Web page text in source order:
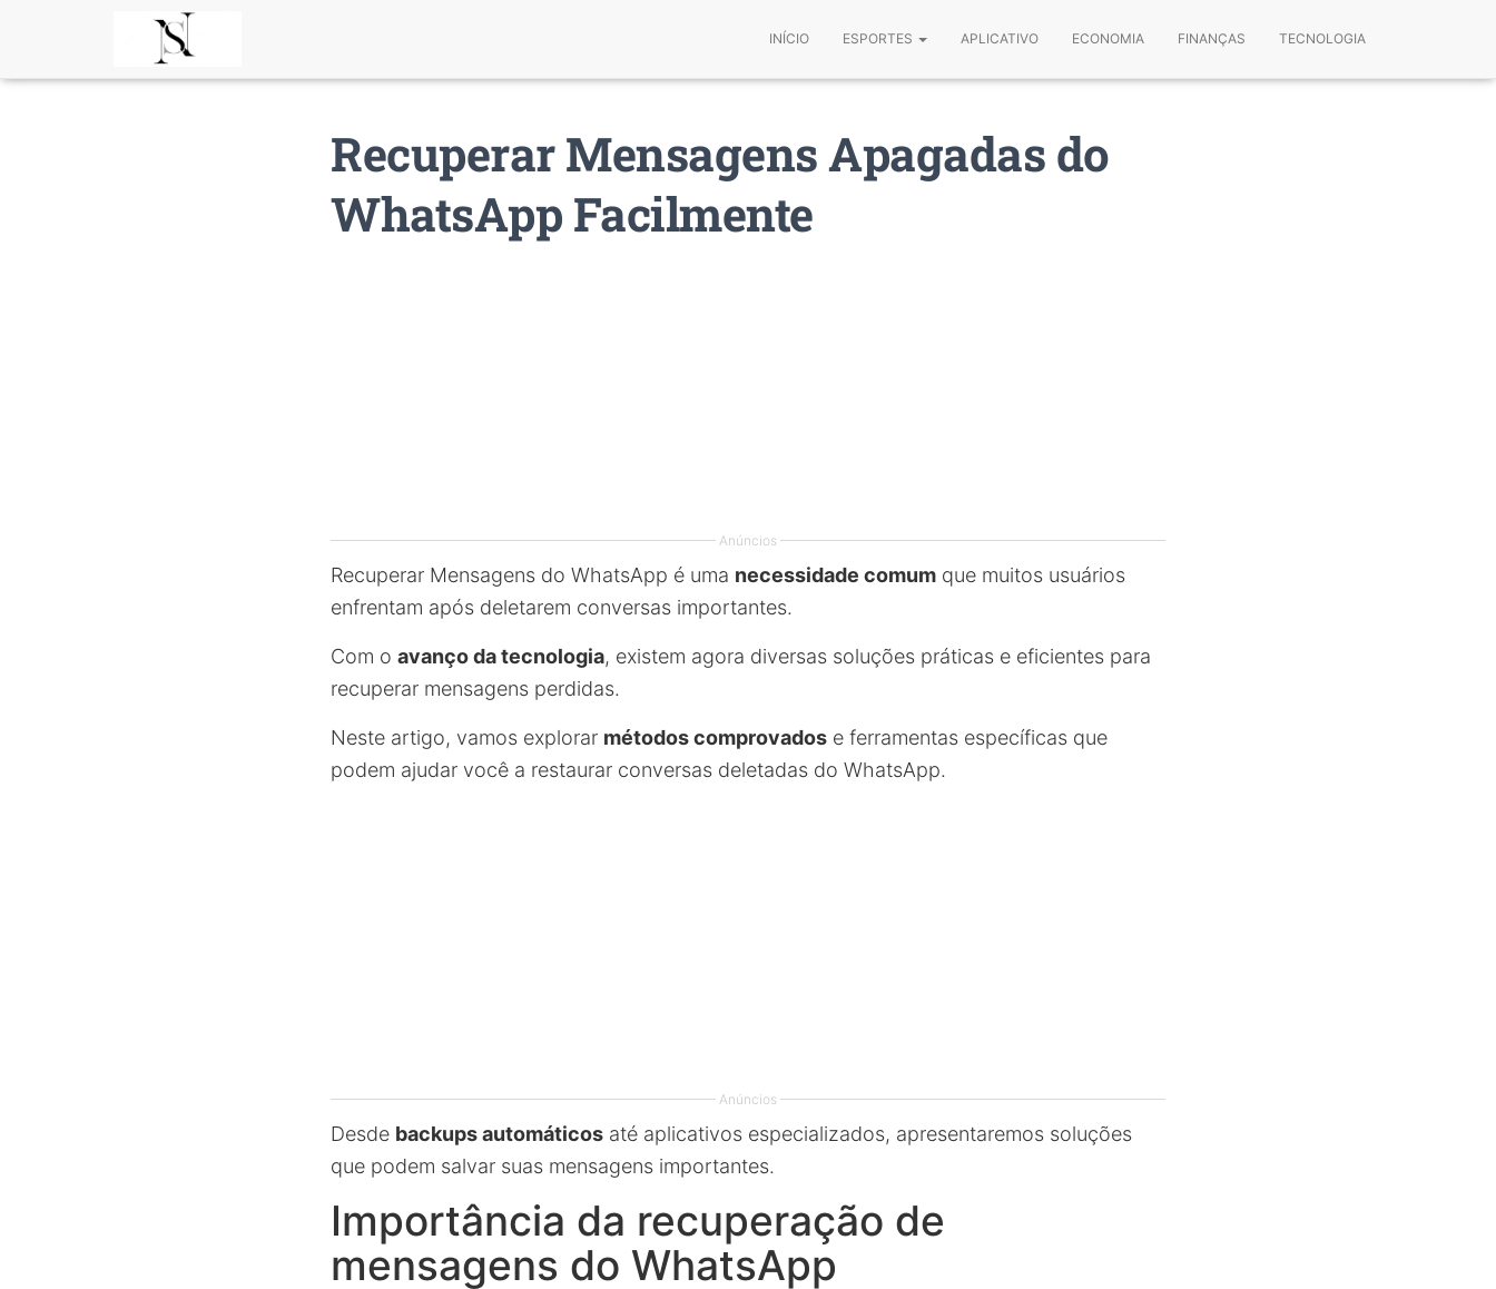
INÍCIO ESPORTES APLICATIVO ECONOMIA FINANÇAS TECNOLOGIA
Recuperar Mensagens Apagadas do
WhatsApp Facilmente
Anúncios
Recuperar Mensagens do WhatsApp é uma necessidade comum que muitos usuários
enfrentam após deletarem conversas importantes.
Com o avanço da tecnologia, existem agora diversas soluções práticas e eficientes para
recuperar mensagens perdidas.
Neste artigo, vamos explorar métodos comprovados e ferramentas específicas que
podem ajudar você a restaurar conversas deletadas do WhatsApp.
Anúncios
Desde backups automáticos até aplicativos especializados, apresentaremos soluções
que podem salvar suas mensagens importantes.
Importância da recuperação de
mensagens do WhatsApp